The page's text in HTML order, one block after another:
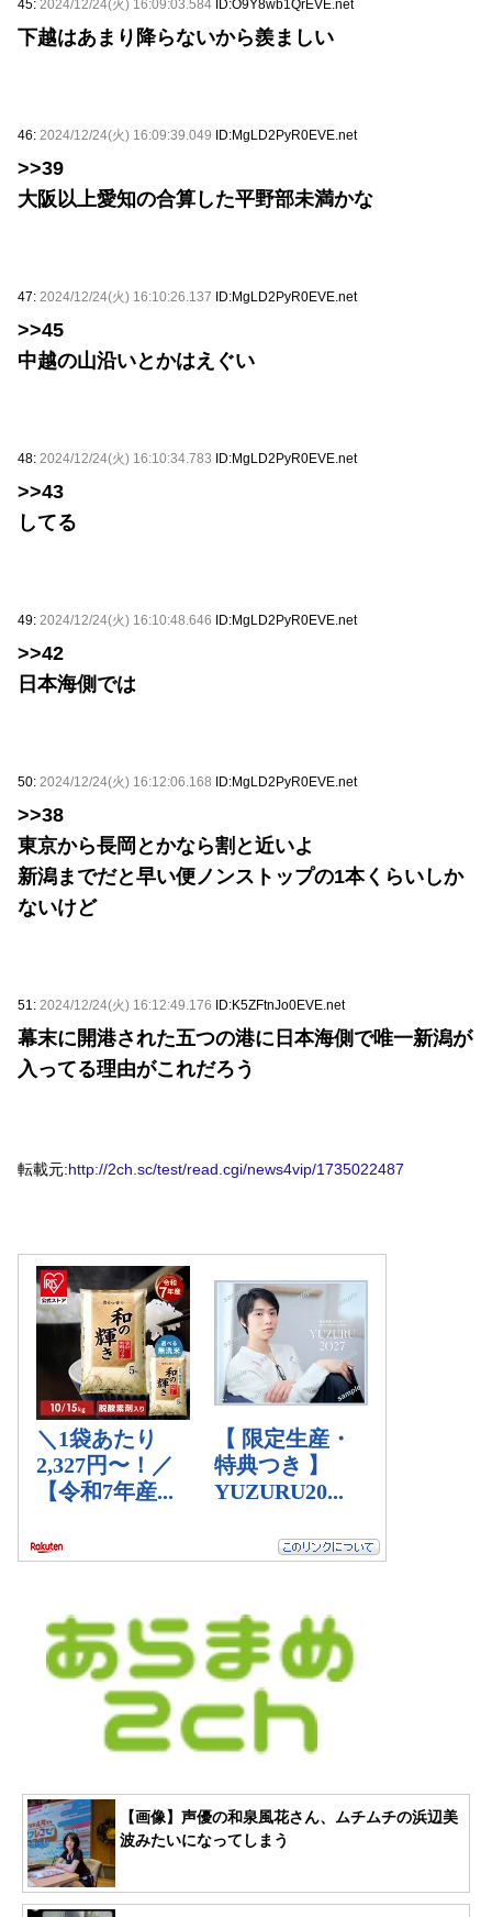
45: 2024/12/24(火) 16:09:03.584 ID:O9Y8wb1QrEVE.net
下越はあまり降らないから羨ましい
46: 2024/12/24(火) 16:09:39.049 ID:MgLD2PyR0EVE.net
>>39
大阪以上愛知の合算した平野部未満かな
47: 2024/12/24(火) 16:10:26.137 ID:MgLD2PyR0EVE.net
>>45
中越の山沿いとかはえぐい
48: 2024/12/24(火) 16:10:34.783 ID:MgLD2PyR0EVE.net
>>43
してる
49: 2024/12/24(火) 16:10:48.646 ID:MgLD2PyR0EVE.net
>>42
日本海側では
50: 2024/12/24(火) 16:12:06.168 ID:MgLD2PyR0EVE.net
>>38
東京から長岡とかなら割と近いよ
新潟までだと早い便ノンストップの1本くらいしか
ないけど
51: 2024/12/24(火) 16:12:49.176 ID:K5ZFtnJo0EVE.net
幕末に開港された五つの港に日本海側で唯一新潟が
入ってる理由がこれだろう
転載元:http://2ch.sc/test/read.cgi/news4vip/1735022487
【画像】声優の和泉風花さん、ムチムチの浜辺美
波みたいになってしまう